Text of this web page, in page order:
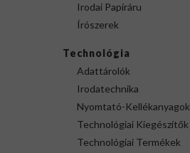
Irodai Papíráru
Írószerek
Technológia
Adattárolók
Irodatechnika
Nyomtató-Kellékanyagok
Technológiai Kiegészítők
Technológiai Termékek